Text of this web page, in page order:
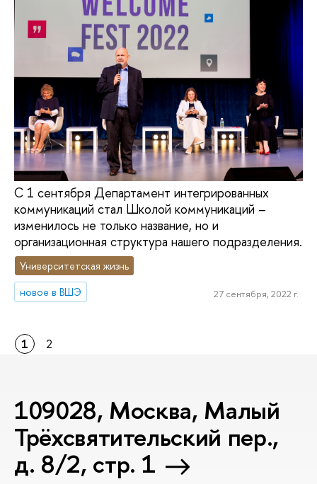
С 1 сентября Департамент интегрированных
коммуникаций стал Школой коммуникаций –
изменилось не только название, но и
организационная структура нашего подразделения.
Университетская жизнь
новое в ВШЭ
27 сентября, 2022 г.
1 2
109028, Москва, Малый
Трёхсвятительский пер.,
д. 8/2, стр. 1